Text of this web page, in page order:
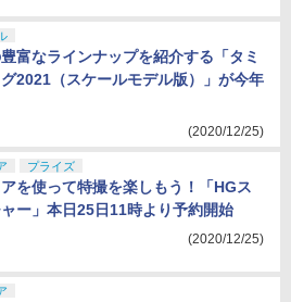
富なラインナップを紹介する「タミ
2021（スケールモデル版）」が今年
(2020/12/25)
プライズ
を使って特撮を楽しもう！「HGス
ャー」本日25日11時より予約開始
(2020/12/25)